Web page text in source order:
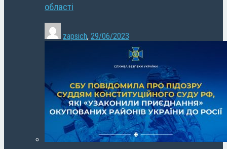
області
zapsich, 29/06/2023